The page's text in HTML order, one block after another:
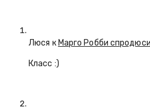
Люся к Марго Робби
Класс :)